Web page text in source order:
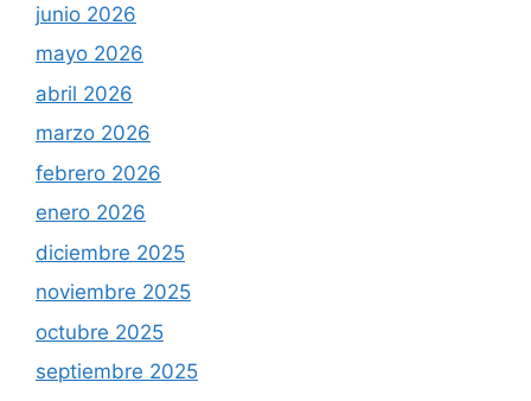
junio 2026
mayo 2026
abril 2026
marzo 2026
febrero 2026
enero 2026
diciembre 2025
noviembre 2025
octubre 2025
septiembre 2025